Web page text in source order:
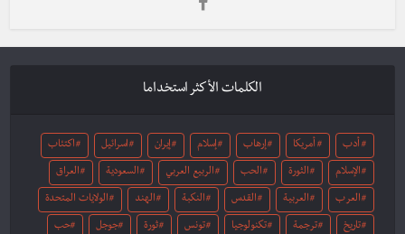
الكلمات الأكثر استخداما
أدب أمريكا إرهاب إسلام إيران اسرائيل اكتئاب
الإسلام الثورة الحب الربيع العربي السعودية العراق
العرب العربية القدس النكبة الهند الولايات المتحدة
تاريخ ترجمة تكنولوجيا تونس ثورة جوجل حب